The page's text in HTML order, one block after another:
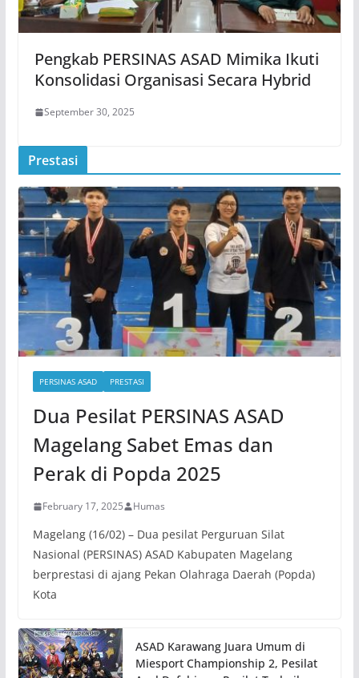
Pengkab PERSINAS ASAD Mimika Ikuti
Konsolidasi Organisasi Secara Hybrid
September 30, 2025
Prestasi
PERSINAS ASAD PRESTASI
Dua Pesilat PERSINAS ASAD
Magelang Sabet Emas dan
Perak di Popda 2025
February 17, 2025 Humas
Magelang (16/02) – Dua pesilat Perguruan Silat
Nasional (PERSINAS) ASAD Kabupaten Magelang
berprestasi di ajang Pekan Olahraga Daerah (Popda)
Kota
ASAD Karawang Juara Umum di
Miesport Championship 2, Pesilat